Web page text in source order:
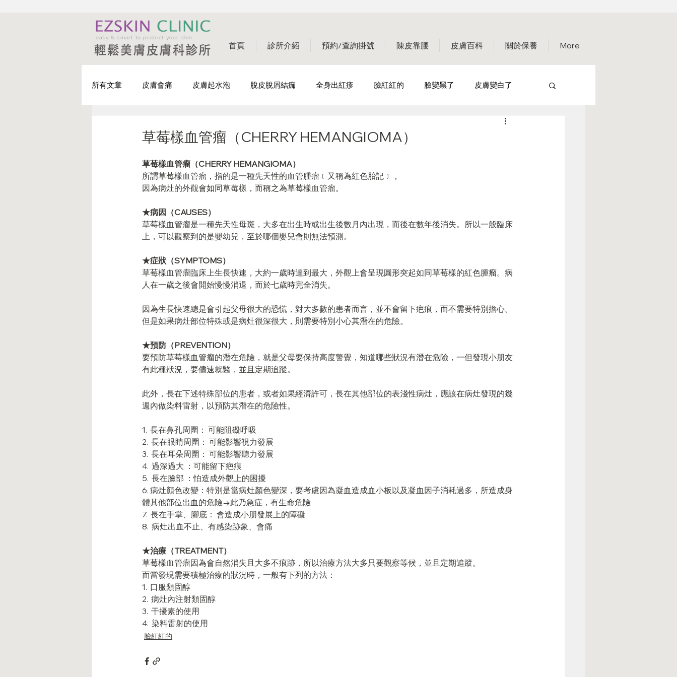
easy & smart to protect your skin
首頁 診所介紹 預約/查詢掛號 陳皮靠腰 皮膚百科 關於保養 More
所有文章 皮膚會痛 皮膚起水泡 脫皮脫屑結痂 全身出紅疹 臉紅紅的 臉變黑了 皮膚變白了
輕鬆戰痘-治療篇 輕鬆戰痘-成因篇 皮膚會癢
草莓樣血管瘤（CHERRY HEMANGIOMA）
草莓樣血管瘤（CHERRY HEMANGIOMA）
所謂草莓樣血管瘤，指的是一種先天性的血管腫瘤﹝又稱為紅色胎記﹞，
因為病灶的外觀會如同草莓樣，而稱之為草莓樣血管瘤。
★病因（CAUSES）
草莓樣血管瘤是一種先天性母斑，大多在出生時或出生後數月內出現，而後在數年後消失。所以一般臨床
上，可以觀察到的是嬰幼兒，至於哪個嬰兒會則無法預測。
★症狀（SYMPTOMS）
草莓樣血管瘤臨床上生長快速，大約一歲時達到最大，外觀上會呈現圓形突起如同草莓樣的紅色腫瘤。病
人在一歲之後會開始慢慢消退，而於七歲時完全消失。
因為生長快速總是會引起父母很大的恐慌，對大多數的患者而言，並不會留下疤痕，而不需要特別擔心。
但是如果病灶部位特殊或是病灶很深很大，則需要特別小心其潛在的危險。
★預防（PREVENTION）
要預防草莓樣血管瘤的潛在危險，就是父母要保持高度警覺，知道哪些狀況有潛在危險，一但發現小朋友
有此種狀況，要儘速就醫，並且定期追蹤。
此外，長在下述特殊部位的患者，或者如果經濟許可，長在其他部位的表淺性病灶，應該在病灶發現的幾
週內做染料雷射，以預防其潛在的危險性。
1.  長在鼻孔周圍： 可能阻礙呼吸
2.  長在眼睛周圍： 可能影響視力發展
3.  長在耳朵周圍： 可能影響聽力發展
4.  過深過大 ：可能留下疤痕
5.  長在臉部 ：怕造成外觀上的困擾
6. 病灶顏色改變：特別是當病灶顏色變深，要考慮因為凝血造成血小板以及凝血因子消耗過多，所造成身
體其他部位出血的危險→此乃急症，有生命危險
7.  長在手掌、腳底： 會造成小朋發展上的障礙
8.  病灶出血不止、有感染跡象、會痛
★治療（TREATMENT）
草莓樣血管瘤因為會自然消失且大多不痕跡，所以治療方法大多只要觀察等候，並且定期追蹤。
而當發現需要積極治療的狀況時，一般有下列的方法：
1.  口服類固醇
2.  病灶內注射類固醇
3.  干擾素的使用
4.  染料雷射的使用
臉紅紅的